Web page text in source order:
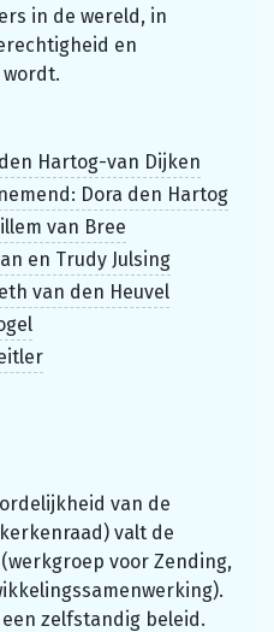
in de wereld, in
en
Hartog-van Dijken
Dora den Hartog
van Bree
en Trudy Julsing
van den Heuvel
van de
valt de
voor Zending,
zelfstandig beleid.